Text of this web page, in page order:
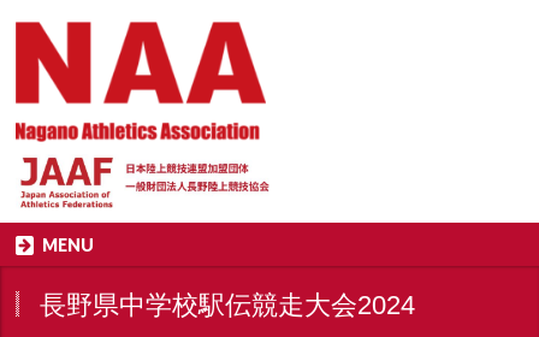
MENU
長野県中学校駅伝競走大会2024